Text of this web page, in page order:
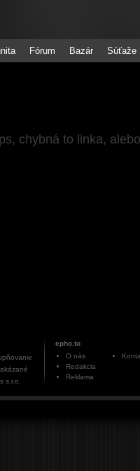
Fórum Bazár Súťaže
chybná to linka,
s.r.o.
epho.to
O nás
Redakcia
Reklama